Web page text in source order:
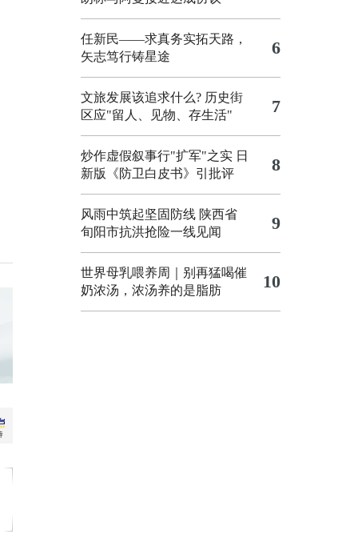
任新民——求真务实拓天路，
矢志笃行铸星途
6
文旅发展该追求什么? 历史街
区应"留人、见物、存生活"
7
炒作虚假叙事行"扩军"之实 日
新版《防卫白皮书》引批评
8
风雨中筑起坚固防线 陕西省
旬阳市抗洪抢险一线见闻
9
世界母乳喂养周｜别再猛喝催
奶浓汤，浓汤养的是脂肪
10